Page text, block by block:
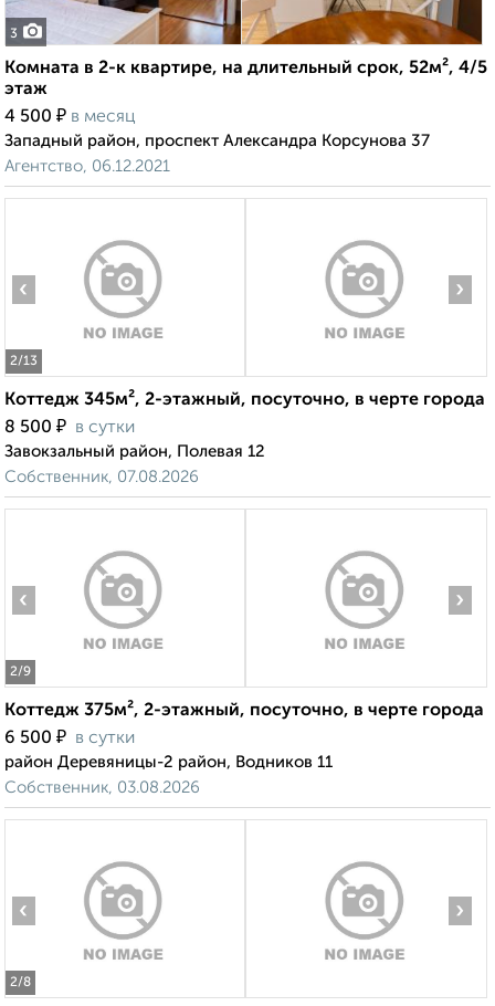
3
Комната в 2-к квартире, на длительный срок, 52м², 4/5
этаж
4 500 ₽ в месяц
Западный район, проспект Александра Корсунова 37
Агентство, 06.12.2021
2/13
‹ ›
Коттедж 345м², 2-этажный, посуточно, в черте города
8 500 ₽ в сутки
Завокзальный район, Полевая 12
Собственник, 07.08.2026
2/9
‹ ›
Коттедж 375м², 2-этажный, посуточно, в черте города
6 500 ₽ в сутки
район Деревяницы-2 район, Водников 11
Собственник, 03.08.2026
2/8
‹ ›